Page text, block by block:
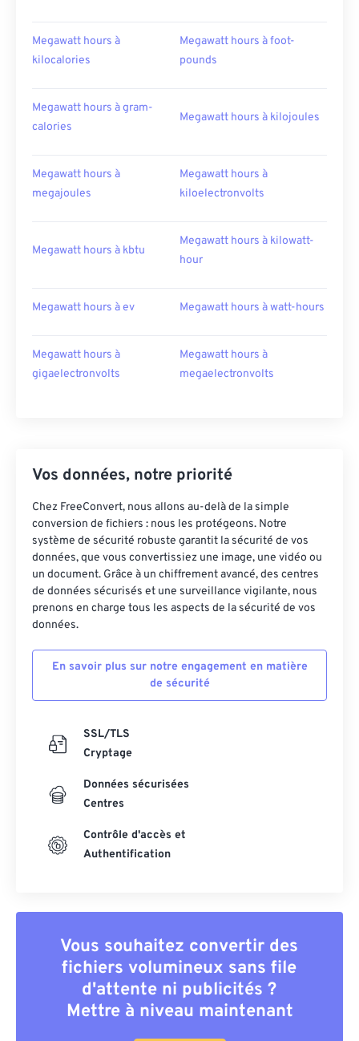
Megawatt hours à
kilocalories
Megawatt hours à foot-
pounds
Megawatt hours à gram-
calories
Megawatt hours à kilojoules
Megawatt hours à
megajoules
Megawatt hours à
kiloelectronvolts
Megawatt hours à kbtu
Megawatt hours à kilowatt-
hour
Megawatt hours à ev Megawatt hours à watt-hours
Megawatt hours à
gigaelectronvolts
Megawatt hours à
megaelectronvolts
Vos données, notre priorité
Chez FreeConvert, nous allons au-delà de la simple
conversion de fichiers : nous les protégeons. Notre
système de sécurité robuste garantit la sécurité de vos
données, que vous convertissiez une image, une vidéo ou
un document. Grâce à un chiffrement avancé, des centres
de données sécurisés et une surveillance vigilante, nous
prenons en charge tous les aspects de la sécurité de vos
données.
En savoir plus sur notre engagement en matière
de sécurité
SSL/TLS
Cryptage
Données sécurisées
Centres
Contrôle d'accès et
Authentification
Vous souhaitez convertir des
fichiers volumineux sans file
d'attente ni publicités ?
Mettre à niveau maintenant